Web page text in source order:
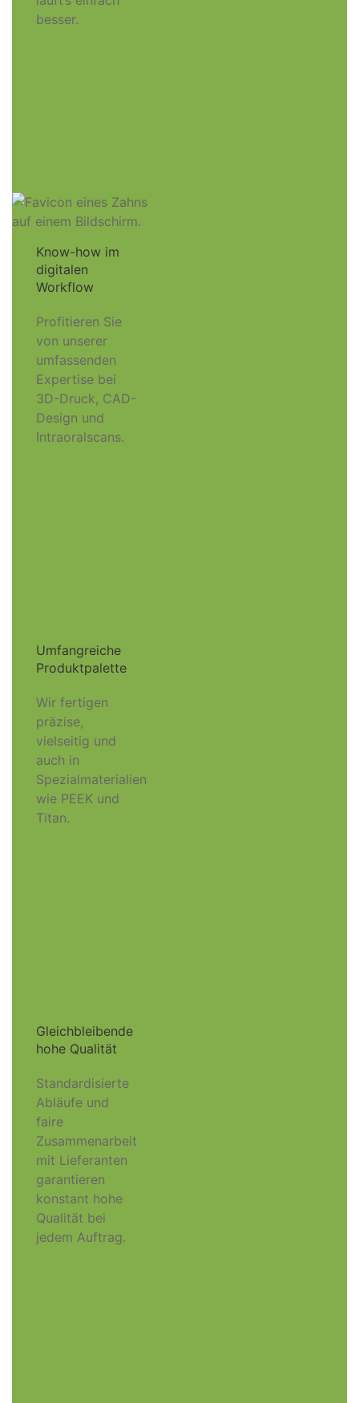
besser.
Know-how im
digitalen
Workflow
Profitieren Sie
von unserer
umfassenden
Expertise bei
3D-Druck, CAD-
Design und
Intraoralscans.
Umfangreiche
Produktpalette
Wir fertigen
präzise,
vielseitig und
auch in
Spezialmaterialien
wie PEEK und
Titan.
Gleichbleibende
hohe Qualität
Standardisierte
Abläufe und
faire
Zusammenarbeit
mit Lieferanten
garantieren
konstant hohe
Qualität bei
jedem Auftrag.